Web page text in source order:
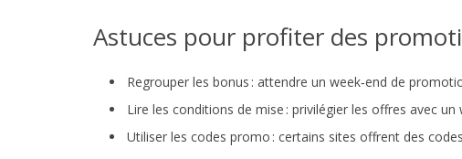
Astuces pour profiter des
Regrouper les bonus : attendre un week‑end de
Lire les conditions de mise : privilégier les offres avec
Utiliser les codes promo : certains sites offrent des